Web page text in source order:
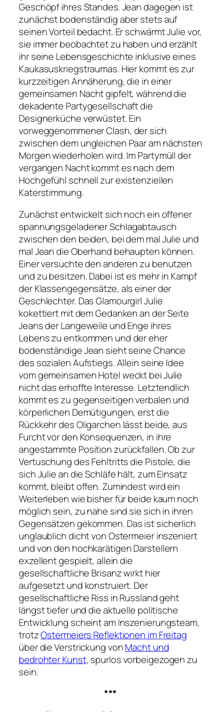
Geschöpf ihres Standes. Jean dagegen ist
zunächst bodenständig aber stets auf
seinen Vorteil bedacht. Er schwärmt Julie vor,
sie immer beobachtet zu haben und erzählt
ihr seine Lebensgeschichte inklusive eines
Kaukasuskriegstraumas. Hier kommt es zur
kurzzeitigen Annäherung, die in einer
gemeinsamen Nacht gipfelt, während die
dekadente Partygesellschaft die
Designerküche verwüstet. Ein
vorweggenommener Clash, der sich
zwischen dem ungleichen Paar am nächsten
Morgen wiederholen wird. Im Partymüll der
vergangen Nacht kommt es nach dem
Hochgefühl schnell zur existenziellen
Katerstimmung.
Zunächst entwickelt sich noch ein offener
spannungsgeladener Schlagabtausch
zwischen den beiden, bei dem mal Julie und
mal Jean die Oberhand behaupten können.
Einer versuchte den anderen zu benutzen
und zu besitzen. Dabei ist es mehr in Kampf
der Klassengegensätze, als einer der
Geschlechter. Das Glamourgirl Julie
kokettiert mit dem Gedanken an der Seite
Jeans der Langeweile und Enge ihres
Lebens zu entkommen und der eher
bodenständige Jean sieht seine Chance
des sozialen Aufstiegs. Allein seine Idee
vom gemeinsamen Hotel weckt bei Julie
nicht das erhoffte Interesse. Letztendlich
kommt es zu gegenseitigen verbalen und
körperlichen Demütigungen, erst die
Rückkehr des Oligarchen lässt beide, aus
Furcht vor den Konsequenzen, in ihre
angestammte Position zurückfallen. Ob zur
Vertuschung des Fehltritts die Pistole, die
sich Julie an die Schläfe hält, zum Einsatz
kommt, bleibt offen. Zumindest wird ein
Weiterleben wie bisher für beide kaum noch
möglich sein, zu nahe sind sie sich in ihren
Gegensätzen gekommen. Das ist sicherlich
unglaublich dicht von Ostermeier inszeniert
und von den hochkarätigen Darstellern
exzellent gespielt, allein die
gesellschaftliche Brisanz wirkt hier
aufgesetzt und konstruiert. Der
gesellschaftliche Riss in Russland geht
längst tiefer und die aktuelle politische
Entwicklung scheint am Inszenierungsteam,
trotzOstermeiers Reflektionen im Freitag
über die Verstrickung vonMacht und
bedrohter Kunst, spurlos vorbeigezogen zu
sein.
***